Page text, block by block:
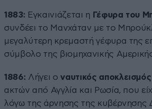
1883: Εγκαινιάζεται η Γέφυρα του
συνδέει το Μανχάταν με το
μεγαλύτερη κρεμαστή γέφυρα της
σύμβολο της βιομηχανικής
1886: Λήγει οναυτικός αποκλεισμός
ακτών από Αγγλία και Ρωσία, που
λόγω της άρνησης της κυβέρνησης